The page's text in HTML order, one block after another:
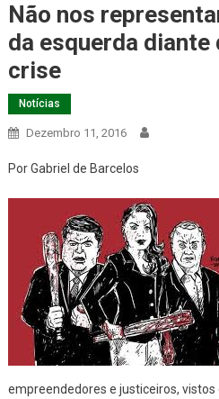
Não nos
da esquerda diante
crise
Notícias
Dezembro 11, 2016
Por Gabriel de Barcelos
empreendedores e justiceiros,